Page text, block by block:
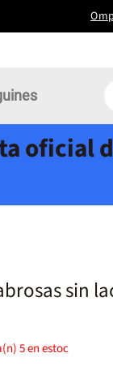
oficial
sin
5en estoc